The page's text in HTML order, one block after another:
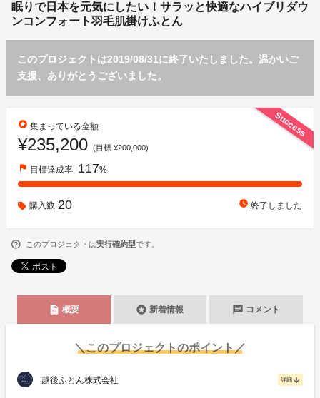
眠りで日本を元気にしたい！サラッと快適なハイブリダウ
ンコンフォート羽毛肌掛けふとん
このプロジェクトは2019/08/31に終了いたしました。温かいご
支援、ありがとうございました。
Success
stars 集まっている金額
¥235,200 (目標 ¥200,000)
flag 目標達成率 117%
購入数 20 watch_later 終了しました
このプロジェクトは実行確約型です。
description 概要 stars 新着情報 chat コメント
＼このプロジェクトのポイント／
越後ふとん株式会社 詳細 arrow_downward